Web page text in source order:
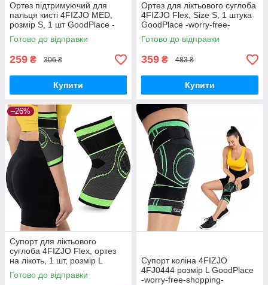
Ортез підтримуючий для
пальця кисті 4FIZJO MED,
розмір S, 1 шт GoodPlace -
worry-free-shopping-
Готово до відправки
259 ₴ 306 ₴
Купити
Ортез для ліктьового суглоба
4FIZJO Flex, Size S, 1 штука
GoodPlace -worry-free-
shopping-
Готово до відправки
359 ₴ 483 ₴
Купити
–26%
Супорт для ліктьового
суглоба 4FIZJO Flex, ортез
на лікоть, 1 шт, розмір L
GoodPlace -worry-free-
shopping-
Готово до відправки
Супорт коліна 4FIZJO
4FJ0444 розмір L GoodPlace
-worry-free-shopping-